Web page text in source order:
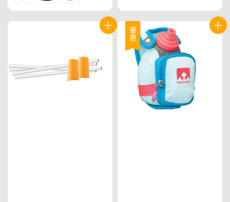
優惠